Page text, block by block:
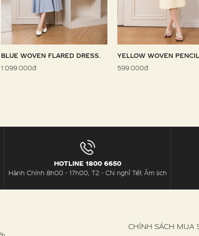
BLUE WOVEN FLARED DRESS.
1.099.000đ
YELLOW WOVEN
599.000đ
HOTLINE 1800 6650
Hành Chính 8h00 - 17h00, T2 - CN nghỉ Tết Âm lịch
CHÍNH SÁCH MUA